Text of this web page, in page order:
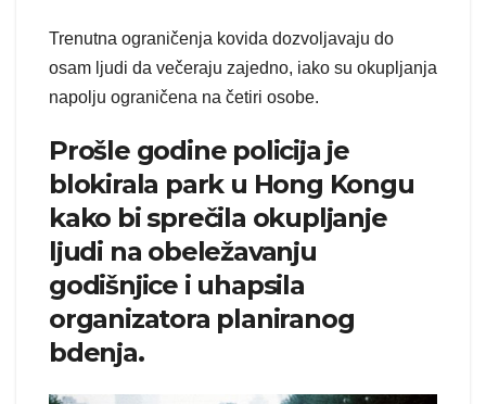
Trenutna ograničenja kovida dozvoljavaju do
osam ljudi da večeraju zajedno, iako su okupljanja
napolju ograničena na četiri osobe.
Prošle godine policija je
blokirala park u Hong Kongu
kako bi sprečila okupljanje
ljudi na obeležavanju
godišnjice i uhapsila
organizatora planiranog
bdenja.